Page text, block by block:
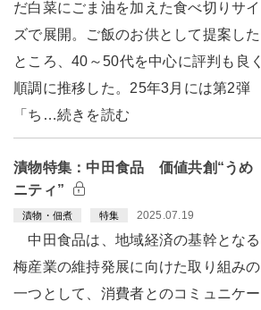
だ白菜にごま油を加えた食べ切りサイ
ズで展開。ご飯のお供として提案した
ところ、40～50代を中心に評判も良く
順調に推移した。25年3月には第2弾
「ち…続きを読む
漬物特集：中田食品 価値共創“うめ
ニティ”
漬物・佃煮 特集 2025.07.19
中田食品は、地域経済の基幹となる
梅産業の維持発展に向けた取り組みの
一つとして、消費者とのコミュニケー